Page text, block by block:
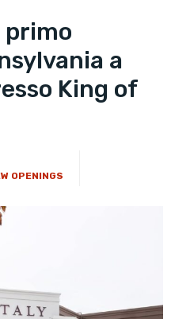
primo
a
King of
OPENINGS